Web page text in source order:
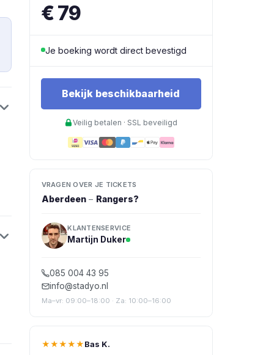
€ 79
Je boeking wordt direct bevestigd
Bekijk beschikbaarheid
Veilig betalen · SSL beveiligd
VRAGEN OVER JE TICKETS
Aberdeen – Rangers?
KLANTENSERVICE
Martijn Duker
085 004 43 95
info@stadyo.nl
Ma–vr: 09:00–18:00 · Za: 10:00–16:00
★★★★★Bas K.